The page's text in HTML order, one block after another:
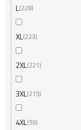
L 228
XL 223
2XL 221
3XL 215
4XL 93